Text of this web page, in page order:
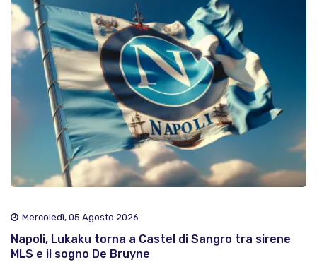
Mercoledì, 05 Agosto 2026
Napoli, Lukaku torna a Castel di Sangro tra sirene
MLS e il sogno De Bruyne